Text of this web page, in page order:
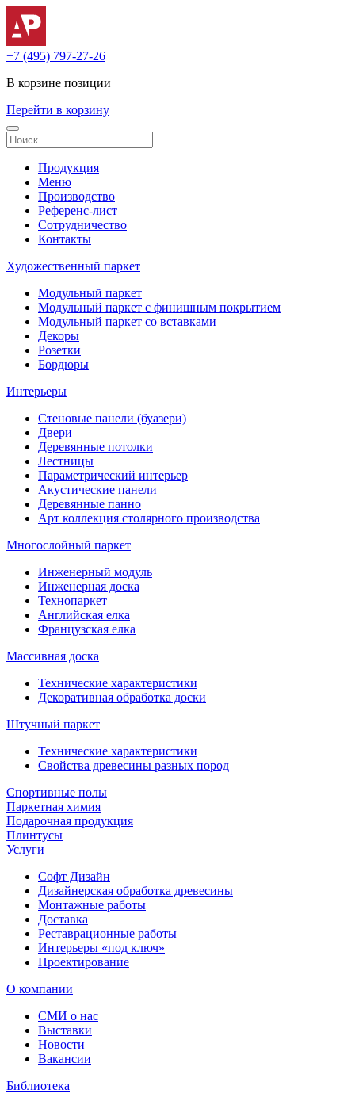
+7 (495) 797-27-26
В корзине позиции
Перейти в корзину
Продукция
Меню
Производство
Референс-лист
Сотрудничество
Контакты
Художественный паркет
Модульный паркет
Модульный паркет с финишным покрытием
Модульный паркет со вставками
Декоры
Розетки
Бордюры
Интерьеры
Стеновые панели (буазери)
Двери
Деревянные потолки
Лестницы
Параметрический интерьер
Акустические панели
Деревянные панно
Арт коллекция столярного производства
Многослойный паркет
Инженерный модуль
Инженерная доска
Технопаркет
Английская елка
Французская елка
Массивная доска
Технические характеристики
Декоративная обработка доски
Штучный паркет
Технические характеристики
Свойства древесины разных пород
Спортивные полы
Паркетная химия
Подарочная продукция
Плинтусы
Услуги
Софт Дизайн
Дизайнерская обработка древесины
Монтажные работы
Доставка
Реставрационные работы
Интерьеры «под ключ»
Проектирование
О компании
СМИ о нас
Выставки
Новости
Вакансии
Библиотека